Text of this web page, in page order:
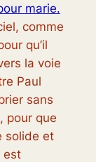
marie.
comme
qu’il
la voie
Paul
sans
pour que
solide et
est